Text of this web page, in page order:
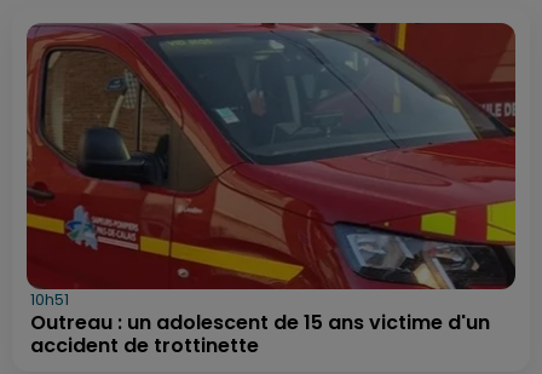
10h51
Outreau : un adolescent de 15 ans victime d'un
accident de trottinette